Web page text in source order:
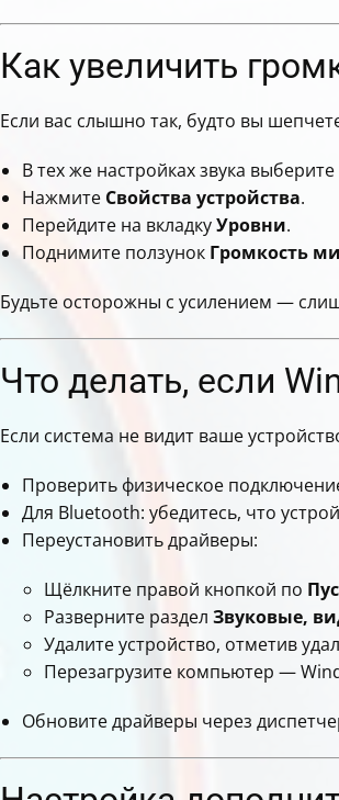
Как увеличить
Если вас слышно так, будто вы
В тех же настройках звука
Нажмите Свойства устройства.
Перейдите на вкладкуУровни.
Поднимите ползунок Громкость
Будьте осторожны с усилением —
Что делать, если
Если система не видит ваше
Проверить физическое
Для Bluetooth: убедитесь, что
Переустановить драйверы:
Щёлкните правой кнопкой по
Разверните раздел Звуковые,
Удалите устройство, отметив
Перезагрузите компьютер —
Обновите драйверы через